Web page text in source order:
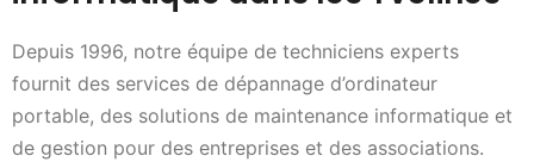
Depuis 1996, notre équipe de techniciens experts
fournit des services de dépannage d’ordinateur
portable, des solutions de maintenance informatique et
de gestion pour des entreprises et des associations.